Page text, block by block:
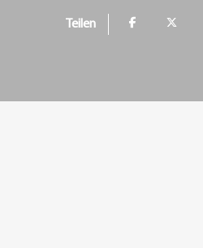
Teilen